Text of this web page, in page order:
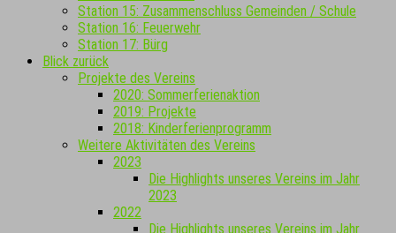
Station 15: Zusammenschluss Gemeinden / Schule
Station 16: Feuerwehr
Station 17: Bürg
Blick zurück
Projekte des Vereins
2020: Sommerferienaktion
2019: Projekte
2018: Kinderferienprogramm
Weitere Aktivitäten des Vereins
2023
Die Highlights unseres Vereins im Jahr
2023
2022
Die Highlights unseres Vereins im Jahr